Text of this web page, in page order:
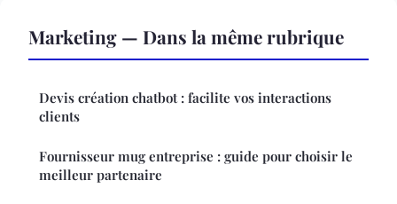
Marketing — Dans la même rubrique
Devis création chatbot : facilite vos interactions
clients
Fournisseur mug entreprise : guide pour choisir le
meilleur partenaire